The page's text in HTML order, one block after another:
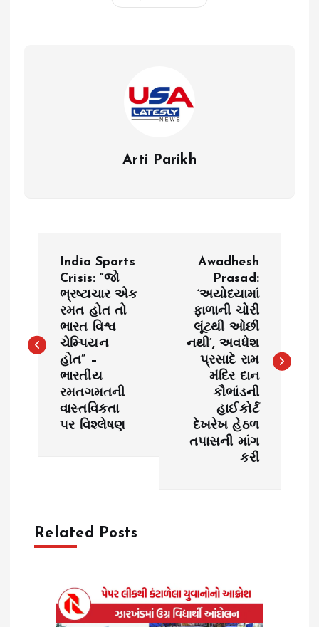
Arti Parikh
t
g
India Sports
Crisis: “જો
ભ્રષ્ટાચાર એક
રમત હોત તો
ભારત વિશ્વ
ચેમ્પિયન
હોત” –
ભારતીય
રમતગમતની
વાસ્તવિકતા
પર વિશ્લેષણ
Awadhesh
Prasad:
‘અયોધ્યામાં
ફાળાની ચોરી
લૂંટથી ઓછી
નથી’, અવધેશ
પ્રસાદે રામ
મંદિર દાન
કૌભાંડની
હાઈકોર્ટ
દેખરેખ હેઠળ
તપાસની માંગ
કરી
Related Posts